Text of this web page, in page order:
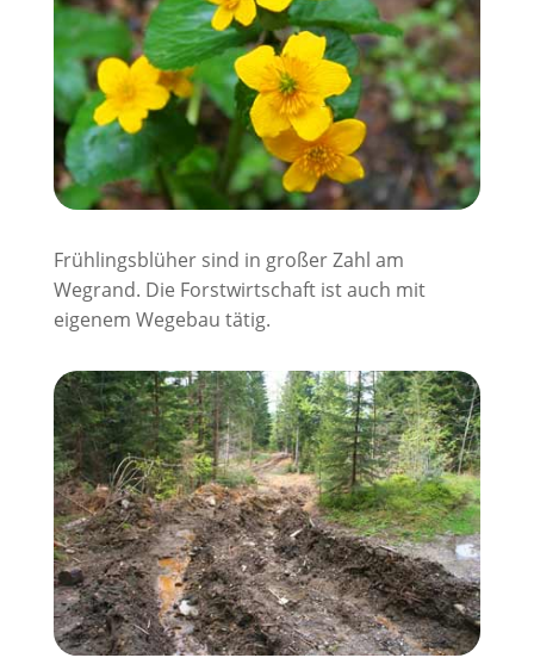
Frühlingsblüher sind in großer Zahl am
Wegrand. Die Forstwirtschaft ist auch mit
eigenem Wegebau tätig.